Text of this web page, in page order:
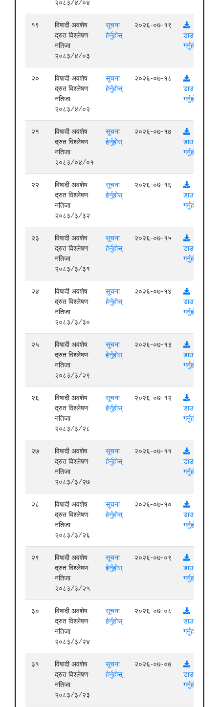
२०८३/४/०४
१९
विषादी अवशेष
द्रुत विश्लेषण
नतिजा
२०८३/४/०३
सूचना
हेर्नुहोस्
२०२६-०७-१९
डाउनलोड
गर्नुहोस्
२०
विषादी अवशेष
द्रुत विश्लेषण
नतिजा
२०८३/४/०२
सूचना
हेर्नुहोस्
२०२६-०७-१८
डाउनलोड
गर्नुहोस्
२१
विषादी अवशेष
द्रुत विश्लेषण
नतिजा
२०८३/०४/०१
सूचना
हेर्नुहोस्
२०२६-०७-१७
डाउनलोड
गर्नुहोस्
२२
विषादी अवशेष
द्रुत विश्लेषण
नतिजा
२०८३/३/३२
सूचना
हेर्नुहोस्
२०२६-०७-१६
डाउनलोड
गर्नुहोस्
२३
विषादी अवशेष
द्रुत विश्लेषण
नतिजा
२०८३/३/३१
सूचना
हेर्नुहोस्
२०२६-०७-१५
डाउनलोड
गर्नुहोस्
२४
विषादी अवशेष
द्रुत विश्लेषण
नतिजा
२०८३/३/३०
सूचना
हेर्नुहोस्
२०२६-०७-१४
डाउनलोड
गर्नुहोस्
२५
विषादी अवशेष
द्रुत विश्लेषण
नतिजा
२०८३/३/२९
सूचना
हेर्नुहोस्
२०२६-०७-१३
डाउनलोड
गर्नुहोस्
२६
विषादी अवशेष
द्रुत विश्लेषण
नतिजा
२०८३/३/२८
सूचना
हेर्नुहोस्
२०२६-०७-१२
डाउनलोड
गर्नुहोस्
२७
विषादी अवशेष
द्रुत विश्लेषण
नतिजा
२०८३/३/२७
सूचना
हेर्नुहोस्
२०२६-०७-११
डाउनलोड
गर्नुहोस्
२८
विषादी अवशेष
द्रुत विश्लेषण
नतिजा
२०८३/३/२६
सूचना
हेर्नुहोस्
२०२६-०७-१०
डाउनलोड
गर्नुहोस्
२९
विषादी अवशेष
द्रुत विश्लेषण
नतिजा
२०८३/३/२५
सूचना
हेर्नुहोस्
२०२६-०७-०९
डाउनलोड
गर्नुहोस्
३०
विषादी अवशेष
द्रुत विश्लेषण
नतिजा
२०८३/३/२४
सूचना
हेर्नुहोस्
२०२६-०७-०८
डाउनलोड
गर्नुहोस्
३१
विषादी अवशेष
द्रुत विश्लेषण
नतिजा
२०८३/३/२३
सूचना
हेर्नुहोस्
२०२६-०७-०७
डाउनलोड
गर्नुहोस्